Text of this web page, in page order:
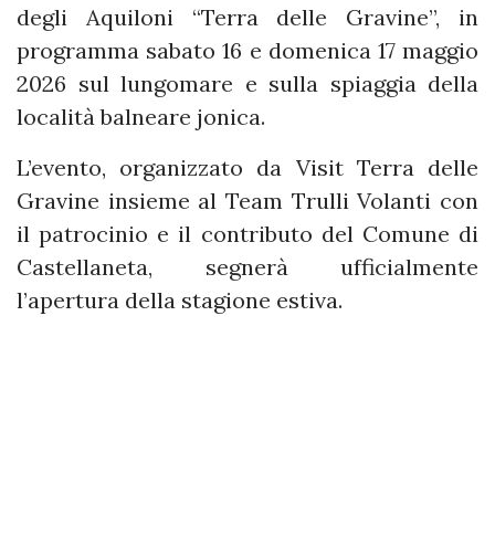
degli Aquiloni “Terra delle Gravine”, in
programma sabato 16 e domenica 17 maggio
2026 sul lungomare e sulla spiaggia della
località balneare jonica.
L’evento, organizzato da Visit Terra delle
Gravine insieme al Team Trulli Volanti con
il patrocinio e il contributo del Comune di
Castellaneta, segnerà ufficialmente
l’apertura della stagione estiva.